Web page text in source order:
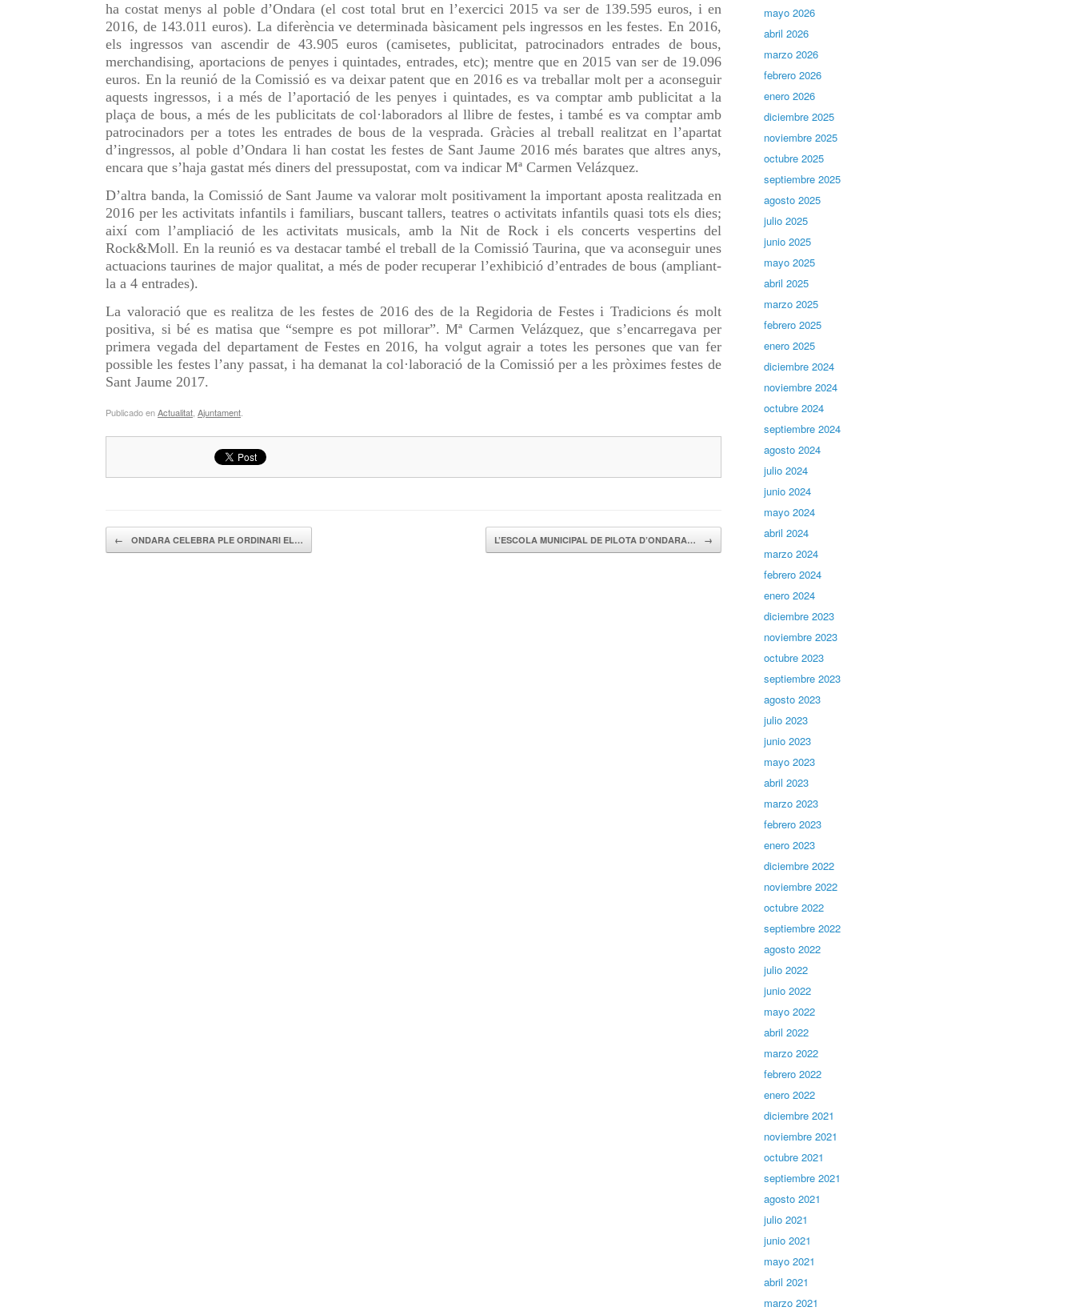
ha costat menys al poble d’Ondara (el cost total brut en l’exercici 2015 va ser de 139.595 euros, i en
2016, de 143.011 euros). La diferència ve determinada bàsicament pels ingressos en les festes. En 2016,
els ingressos van ascendir de 43.905 euros (camisetes, publicitat, patrocinadors entrades de bous,
merchandising, aportacions de penyes i quintades, entrades, etc); mentre que en 2015 van ser de 19.096
euros. En la reunió de la Comissió es va deixar patent que en 2016 es va treballar molt per a aconseguir
aquests ingressos, i a més de l’aportació de les penyes i quintades, es va comptar amb publicitat a la
plaça de bous, a més de les publicitats de col·laboradors al llibre de festes, i també es va comptar amb
patrocinadors per a totes les entrades de bous de la vesprada. Gràcies al treball realitzat en l’apartat
d’ingressos, al poble d’Ondara li han costat les festes de Sant Jaume 2016 més barates que altres anys,
encara que s’haja gastat més diners del pressupostat, com va indicar Mª Carmen Velázquez.
D’altra banda, la Comissió de Sant Jaume va valorar molt positivament la important aposta realitzada en
2016 per les activitats infantils i familiars, buscant tallers, teatres o activitats infantils quasi tots els dies;
així com l’ampliació de les activitats musicals, amb la Nit de Rock i els concerts vespertins del
Rock&Moll. En la reunió es va destacar també el treball de la Comissió Taurina, que va aconseguir unes
actuacions taurines de major qualitat, a més de poder recuperar l’exhibició d’entrades de bous (ampliant-
la a 4 entrades).
La valoració que es realitza de les festes de 2016 des de la Regidoria de Festes i Tradicions és molt
positiva, si bé es matisa que “sempre es pot millorar”. Mª Carmen Velázquez, que s’encarregava per
primera vegada del departament de Festes en 2016, ha volgut agrair a totes les persones que van fer
possible les festes l’any passat, i ha demanat la col·laboració de la Comissió per a les pròximes festes de
Sant Jaume 2017.
Publicado enActualitat Ajuntament
Navegador de artículos
← ONDARA CELEBRA PLE ORDINARI EL… L’ESCOLA MUNICIPAL DE PILOTA D’ONDARA… →
mayo 2026
abril 2026
marzo 2026
febrero 2026
enero 2026
diciembre 2025
noviembre 2025
octubre 2025
septiembre 2025
agosto 2025
julio 2025
junio 2025
mayo 2025
abril 2025
marzo 2025
febrero 2025
enero 2025
diciembre 2024
noviembre 2024
octubre 2024
septiembre 2024
agosto 2024
julio 2024
junio 2024
mayo 2024
abril 2024
marzo 2024
febrero 2024
enero 2024
diciembre 2023
noviembre 2023
octubre 2023
septiembre 2023
agosto 2023
julio 2023
junio 2023
mayo 2023
abril 2023
marzo 2023
febrero 2023
enero 2023
diciembre 2022
noviembre 2022
octubre 2022
septiembre 2022
agosto 2022
julio 2022
junio 2022
mayo 2022
abril 2022
marzo 2022
febrero 2022
enero 2022
diciembre 2021
noviembre 2021
octubre 2021
septiembre 2021
agosto 2021
julio 2021
junio 2021
mayo 2021
abril 2021
marzo 2021